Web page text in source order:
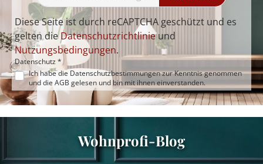
Diese Seite ist durch reCAPTCHA geschützt und es
gelten dieDatenschutzrichtlinieund
Nutzungsbedingungen.
Datenschutz *
Ich habe die Datenschutzbestimmungenzur Kenntnis genommen
und die AGB gelesen und bin mit ihnen einverstanden.
Wohnprofi-Blog